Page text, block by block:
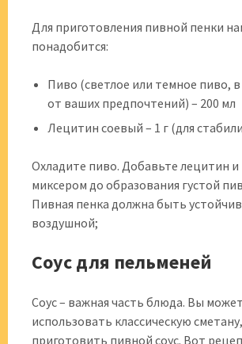
Для приготовления пивной пенки
понадобится:
Пиво (светлое или темное пиво,
от ваших предпочтений) – 200 мл
Лецитин соевый – 1 г (для
Охладите пиво. Добавьте лецитин и
миксером до образования густой
Пивная пенка должна быть
воздушной;
Соус для пельменей
Соус – важная часть блюда. Вы
использовать классическую
приготовить пивной соус. Вот